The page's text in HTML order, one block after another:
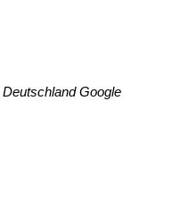
Deutschland Google